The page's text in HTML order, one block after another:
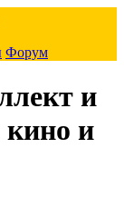
Форум
и
кино и